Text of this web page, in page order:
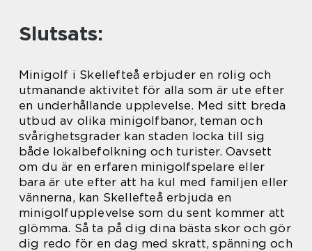
Slutsats:
Minigolf i Skellefteå erbjuder en rolig och
utmanande aktivitet för alla som är ute efter
en underhållande upplevelse. Med sitt breda
utbud av olika minigolfbanor, teman och
svårighetsgrader kan staden locka till sig
både lokalbefolkning och turister. Oavsett
om du är en erfaren minigolfspelare eller
bara är ute efter att ha kul med familjen eller
vännerna, kan Skellefteå erbjuda en
minigolfupplevelse som du sent kommer att
glömma. Så ta på dig dina bästa skor och gör
dig redo för en dag med skratt, spänning och